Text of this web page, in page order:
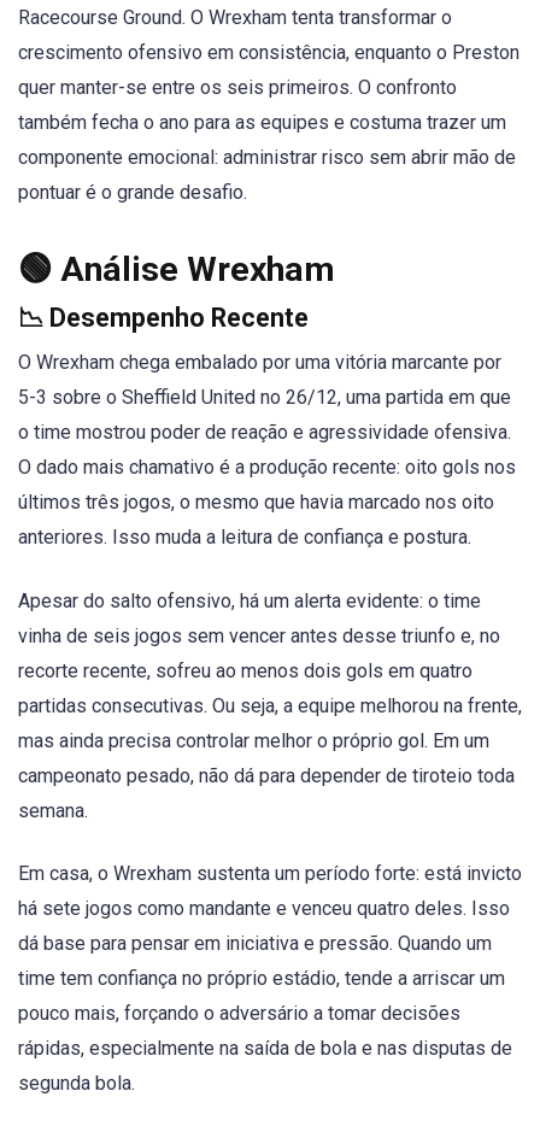
Racecourse Ground. O Wrexham tenta transformar o
crescimento ofensivo em consistência, enquanto o Preston
quer manter-se entre os seis primeiros. O confronto
também fecha o ano para as equipes e costuma trazer um
componente emocional: administrar risco sem abrir mão de
pontuar é o grande desafio.
🟢 Análise Wrexham
📉 Desempenho Recente
O Wrexham chega embalado por uma vitória marcante por
5-3 sobre o Sheffield United no 26/12, uma partida em que
o time mostrou poder de reação e agressividade ofensiva.
O dado mais chamativo é a produção recente: oito gols nos
últimos três jogos, o mesmo que havia marcado nos oito
anteriores. Isso muda a leitura de confiança e postura.
Apesar do salto ofensivo, há um alerta evidente: o time
vinha de seis jogos sem vencer antes desse triunfo e, no
recorte recente, sofreu ao menos dois gols em quatro
partidas consecutivas. Ou seja, a equipe melhorou na frente,
mas ainda precisa controlar melhor o próprio gol. Em um
campeonato pesado, não dá para depender de tiroteio toda
semana.
Em casa, o Wrexham sustenta um período forte: está invicto
há sete jogos como mandante e venceu quatro deles. Isso
dá base para pensar em iniciativa e pressão. Quando um
time tem confiança no próprio estádio, tende a arriscar um
pouco mais, forçando o adversário a tomar decisões
rápidas, especialmente na saída de bola e nas disputas de
segunda bola.